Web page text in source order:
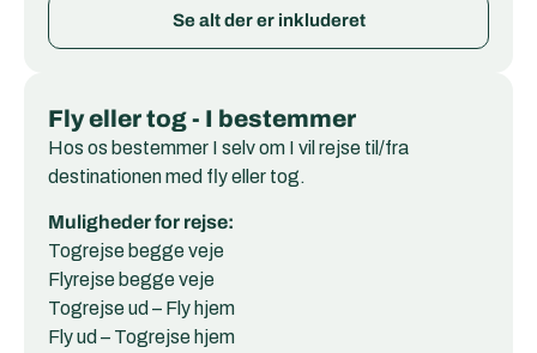
Se alt der er inkluderet
Fly eller tog - I bestemmer
Hos os bestemmer I selv om I vil rejse til/fra
destinationen med fly eller tog.
Muligheder for rejse:
Togrejse begge veje
Flyrejse begge veje
Togrejse ud – Fly hjem
Fly ud – Togrejse hjem